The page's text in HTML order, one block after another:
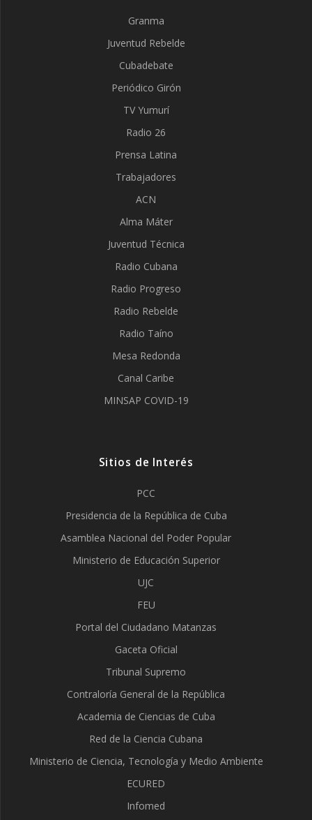
Granma
Juventud Rebelde
Cubadebate
Periódico Girón
TV Yumurí
Radio 26
Prensa Latina
Trabajadores
ACN
Alma Máter
Juventud Técnica
Radio Cubana
Radio Progreso
Radio Rebelde
Radio Taíno
Mesa Redonda
Canal Caribe
MINSAP COVID-19
Sitios de Interés
PCC
Presidencia de la República de Cuba
Asamblea Nacional del Poder Popular
Ministerio de Educación Superior
UJC
FEU
Portal del Ciudadano Matanzas
Gaceta Oficial
Tribunal Supremo
Contraloría General de la República
Academia de Ciencias de Cuba
Red de la Ciencia Cubana
Ministerio de Ciencia, Tecnología y Medio Ambiente
ECURED
Infomed